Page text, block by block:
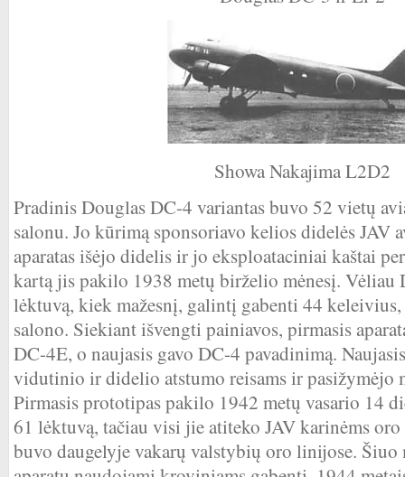
Showa Nakajima L2D2
Pradinis Douglas DC-4 variantas buvo 52 vietų
salonu. Jo kūrimą sponsoriavo kelios didelės JAV
aparatas išėjo didelis ir jo eksploataciniai kaštai
kartą jis pakilo 1938 metų birželio mėnesį. Vėliau
lėktuvą, kiek mažesnį, galintį gabenti 44
salono. Siekiant išvengti painiavos, pirmasis
DC-4E, o naujasis gavo DC-4 pavadinimą.
vidutinio ir didelio atstumo reisams ir pasižymėjo
Pirmasis prototipas pakilo 1942 metų vasario 14
61 lėktuvą, tačiau visi jie atiteko JAV karinėms
buvo daugelyje vakarų valstybių oro linijose. Šiuo